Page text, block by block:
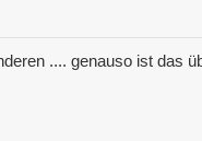
.... genauso ist das